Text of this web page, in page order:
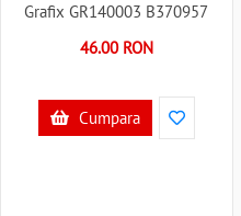
Grafix GR140003 B370957
46.00 RON
Cumpara